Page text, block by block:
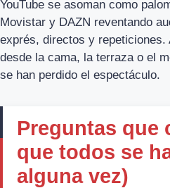
YouTube se asoman como
Movistar y DAZN reventando
exprés, directos y
desde la cama, la terraza o el
se han perdido el espectáculo.
Preguntas que
que todos se
alguna vez)